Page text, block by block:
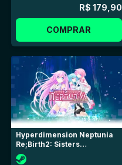
R$ 179,90
COMPRAR
Hyperdimension Neptunia
Re;Birth2: Sisters
Generation